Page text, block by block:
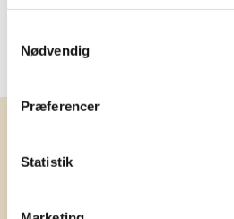
Nødvendig
Præferencer
Statistik
Type
News and catalogue -